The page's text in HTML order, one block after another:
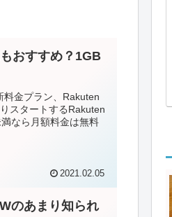
おすすめ？1GB
料金プラン、Rakuten
スタートするRakuten
なら月額料金は無料
2021.02.05
のあまり知られ